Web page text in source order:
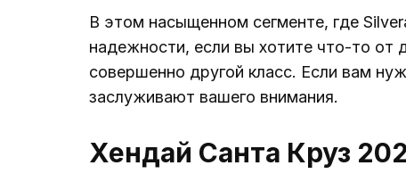
В этом насыщенном сегменте, где
надежности, если вы хотите что-то от
совершенно другой класс. Если вам
заслуживают вашего внимания.
Хендай Санта Круз